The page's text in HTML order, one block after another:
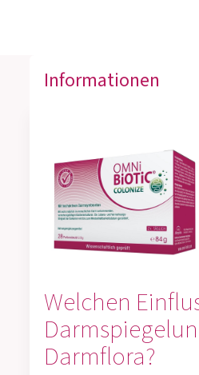
Informationen
Welchen
Darmflora?